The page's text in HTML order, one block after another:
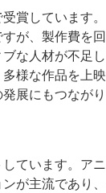
賞しています
が、製作費を
な人材が不足
様な作品を上
展にもつながり
ています。ア
が主流であり